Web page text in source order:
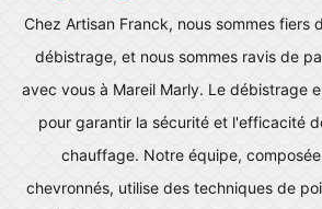
Chez Artisan Franck, nous sommes fiers
débistrage, et nous sommes ravis de
avec vous à Mareil Marly. Le débistrage
pour garantir la sécurité et l'efficacité
chauffage. Notre équipe,
chevronnés, utilise des techniques de